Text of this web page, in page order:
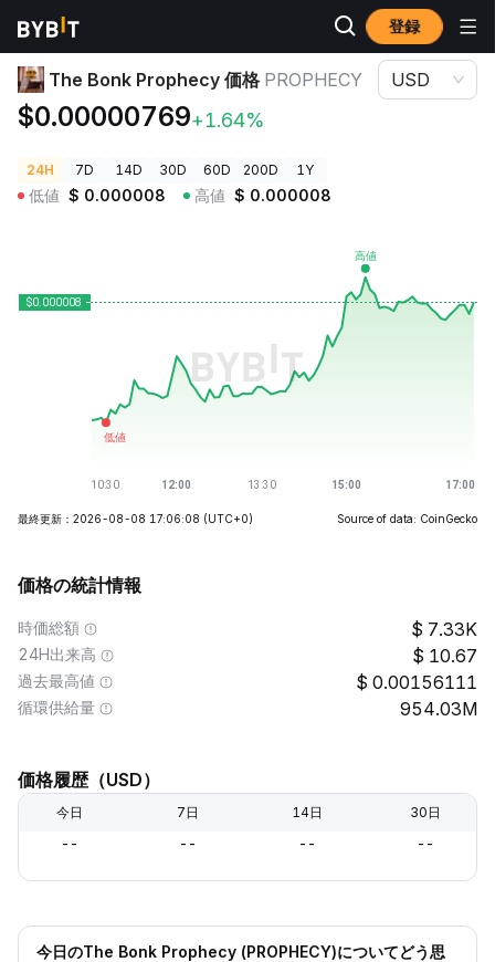
登録
暗号資産価格 The Bonk Prophecy 価格 PROPHECY
The Bonk Prophecy 価格 PROPHECY
$0.00000769+1.64%
USD
24H 7D 14D 30D 60D 200D 1Y
低値 $ 0.000008 高値 $ 0.000008
最終更新：2026-08-08 17:06:08 (UTC+0) Source of data: CoinGecko
価格の統計情報
時価総額 7.33K
24H出来高 10.67
過去最高値 0.00156111
循環供給量 954.03M
価格履歴（USD）
今日 7日 14日 30日
-- -- -- --
今日のThe Bonk Prophecy (PROPHECY)についてどう思